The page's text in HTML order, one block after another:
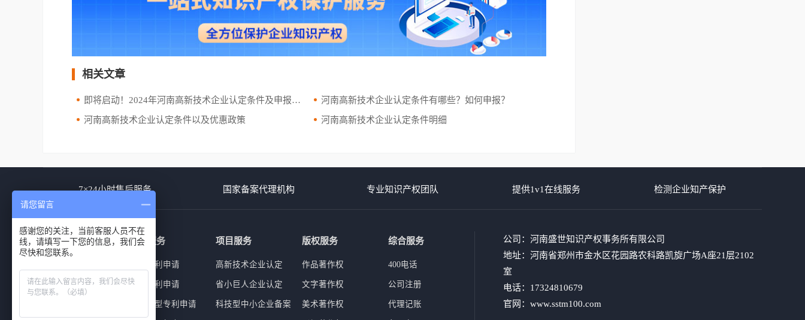
相关文章
即将启动！2024年河南高新技术企业认定条件及申报材料 河南高新技术企业认定条件有哪些？如何申报？
河南高新技术企业认定条件以及优惠政策 河南高新技术企业认定条件明细
7×24小时售后服务 国家备案代理机构 专业知识产权团队 提供1v1在线服务 检测企业知产保护
商标服务
商标注册
专利服务
外观专利申请
发明专利申请
实用新型专利申请
项目服务
高新技术企业认定
省小巨人企业认定
科技型中小企业备案
版权服务
作品著作权
文字著作权
美术著作权
综合服务
400电话
公司注册
代理记账
公司：河南盛世知识产权事务所有限公司
地址：河南省郑州市金水区花园路农科路凯旋广场A座21层2102
室
电话：17324810679
官网：www.sstm100.com
请您留言
感谢您的关注，当前客服人员不在
线，请填写一下您的信息，我们会
尽快和您联系。